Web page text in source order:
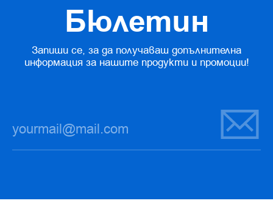
Бюлетин
Запиши се, за да получаваш допълнителна
информация за нашите продукти и промоции!